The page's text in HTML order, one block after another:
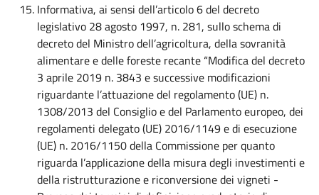
Informativa, ai sensi dell’articolo 6 del decreto
legislativo 28 agosto 1997, n. 281, sullo schema di
decreto del Ministro dell’agricoltura, della sovranità
alimentare e delle foreste recante “Modifica del decreto
3 aprile 2019 n. 3843 e successive modificazioni
riguardante l’attuazione del regolamento (UE) n.
1308/2013 del Consiglio e del Parlamento europeo, dei
regolamenti delegato (UE) 2016/1149 e di esecuzione
(UE) n. 2016/1150 della Commissione per quanto
riguarda l’applicazione della misura degli investimenti e
della ristrutturazione e riconversione dei vigneti -